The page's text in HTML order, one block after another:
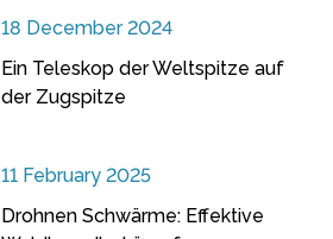
18 December 2024
Ein Teleskop der Weltspitze auf
der Zugspitze
11 February 2025
Drohnen Schwärme: Effektive